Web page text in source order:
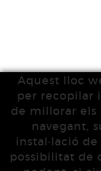
Aquest lloc
per recopilar
de millorar els
navegant,
instal·lació
possibilitat de